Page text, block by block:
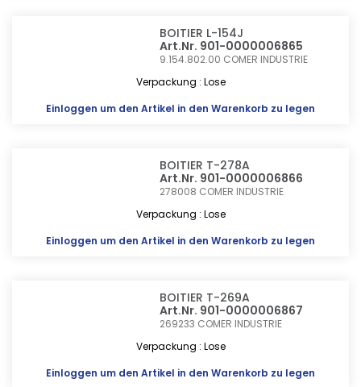
BOITIER L-154J
Art.Nr. 901-0000006865
9.154.802.00 COMER INDUSTRIE
Verpackung : Lose
Einloggen um den Artikel in den Warenkorb zu legen
BOITIER T-278A
Art.Nr. 901-0000006866
278008 COMER INDUSTRIE
Verpackung : Lose
Einloggen um den Artikel in den Warenkorb zu legen
BOITIER T-269A
Art.Nr. 901-0000006867
269233 COMER INDUSTRIE
Verpackung : Lose
Einloggen um den Artikel in den Warenkorb zu legen